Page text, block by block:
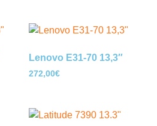
Lenovo E31-70 13,3″
272,00€